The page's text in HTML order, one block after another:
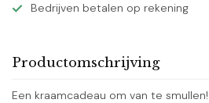
Bedrijven betalen op rekening
Productomschrijving
Een kraamcadeau om van te